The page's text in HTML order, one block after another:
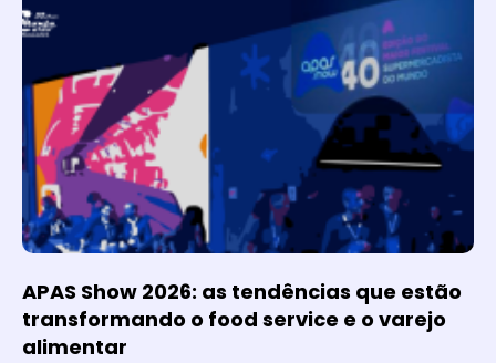
APAS Show 2026: as tendências que estão
transformando o food service e o varejo
alimentar